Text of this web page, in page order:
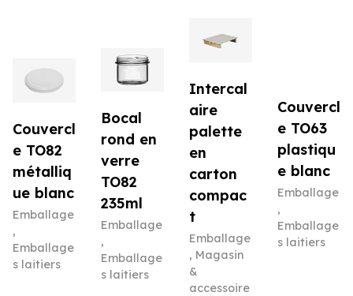
Couvercl
e TO82
métalliq
ue blanc
Emballage
,
Emballage
s laitiers
Bocal
rond en
verre
TO82
235ml
Emballage
,
Emballage
s laitiers
Intercal
aire
palette
en
carton
compac
t
Emballage
, Magasin
&
accessoire
Couvercl
e TO63
plastiqu
e blanc
Emballage
,
Emballage
s laitiers